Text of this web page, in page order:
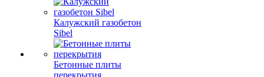
Калужский газобетон
Sibel
Бетонные плиты
перекрытия